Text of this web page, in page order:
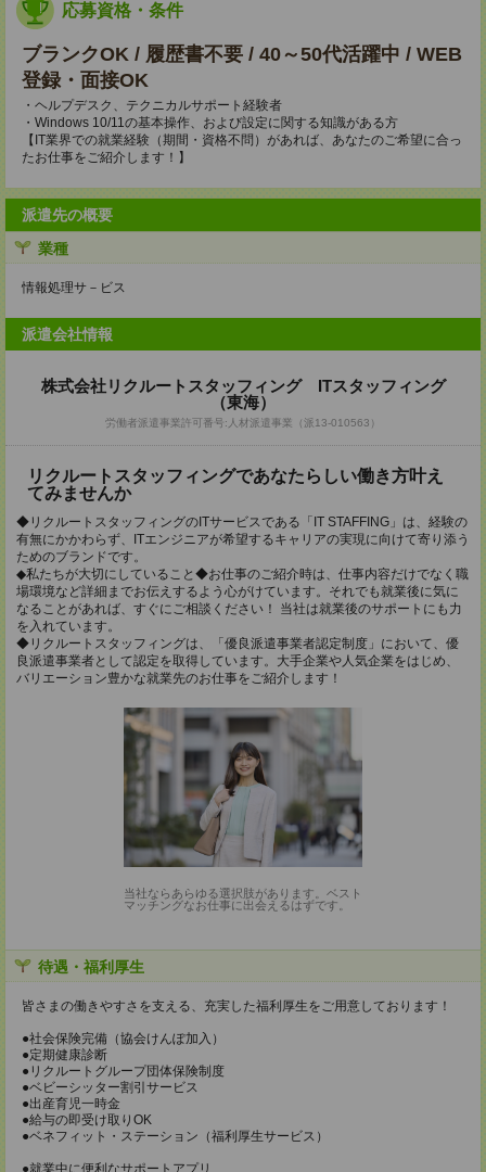
応募資格・条件
ブランクOK / 履歴書不要 / 40～50代活躍中 / WEB
登録・面接OK
・ヘルプデスク、テクニカルサポート経験者
・Windows 10/11の基本操作、および設定に関する知識がある方
【IT業界での就業経験（期間・資格不問）があれば、あなたのご希望に合っ
たお仕事をご紹介します！】
派遣先の概要
業種
情報処理サ－ビス
派遣会社情報
株式会社リクルートスタッフィング ITスタッフィング
（東海）
労働者派遣事業許可番号:人材派遣事業（派13-010563）
リクルートスタッフィングであなたらしい働き方叶え
てみませんか
◆リクルートスタッフィングのITサービスである「IT STAFFING」は、経験の
有無にかかわらず、ITエンジニアが希望するキャリアの実現に向けて寄り添う
ためのブランドです。
◆私たちが大切にしていること◆お仕事のご紹介時は、仕事内容だけでなく職
場環境など詳細までお伝えするよう心がけています。それでも就業後に気に
なることがあれば、すぐにご相談ください！ 当社は就業後のサポートにも力
を入れています。
◆リクルートスタッフィングは、「優良派遣事業者認定制度」において、優
良派遣事業者として認定を取得しています。大手企業や人気企業をはじめ、
バリエーション豊かな就業先のお仕事をご紹介します！
当社ならあらゆる選択肢があります。ベスト
マッチングなお仕事に出会えるはずです。
待遇・福利厚生
皆さまの働きやすさを支える、充実した福利厚生をご用意しております！
●社会保険完備（協会けんぽ加入）
●定期健康診断
●リクルートグループ団体保険制度
●ベビーシッター割引サービス
●出産育児一時金
●給与の即受け取りOK
●ベネフィット・ステーション（福利厚生サービス）
●就業中に便利なサポートアプリ